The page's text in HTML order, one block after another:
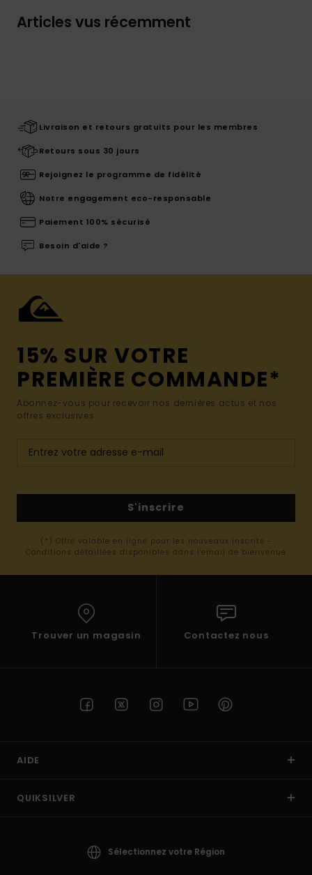
Articles vus récemment
Livraison et retours gratuits pour les membres
Retours sous 30 jours
Rejoignez le programme de fidélité
Notre engagement eco-responsable
Paiement 100% sécurisé
Besoin d'aide ?
15% SUR VOTRE
PREMIÈRE COMMANDE*
Abonnez-vous pour recevoir nos dernières actus et nos
offres exclusives.
S'inscrire
(*) Offre valable en ligne pour les nouveaux inscrits -
Conditions détaillées disponibles dans l'email de bienvenue
Trouver un magasin Contactez nous
AIDE
QUIKSILVER
Sélectionnez votre Région